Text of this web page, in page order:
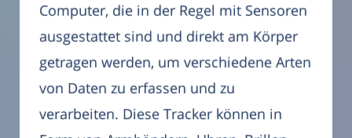
Computer, die in der Regel mit Sensoren
ausgestattet sind und direkt am Körper
getragen werden, um verschiedene Arten
von Daten zu erfassen und zu
verarbeiten. Diese Tracker können in